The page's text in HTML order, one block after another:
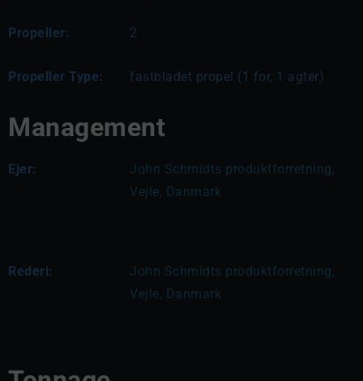
Propeller: 2
Propeller Type: fastbladet propel (1 for, 1 agter)
Management
Ejer:
John Schmidts produktforretning,
Vejle, Danmark
Rederi:
John Schmidts produktforretning,
Vejle, Danmark